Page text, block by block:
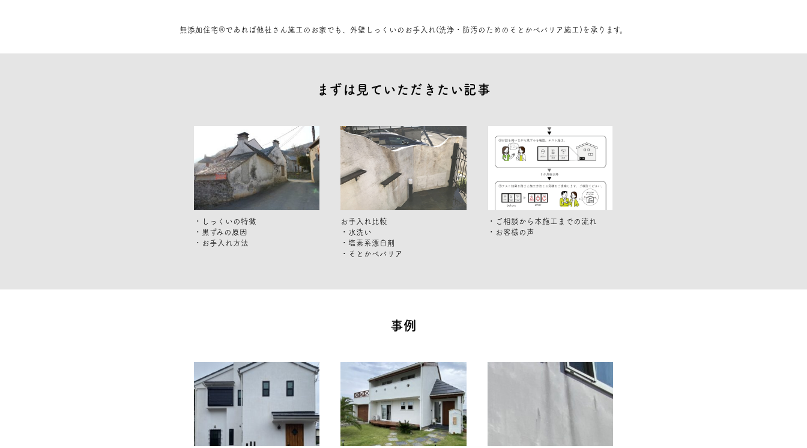
無添加住宅®であれば他社さん施工のお家でも、外壁しっくいのお手入れ(洗浄・防汚のためのそとかべバリア施工)を承ります。
まずは見ていただきたい記事
・しっくいの特徴
・黒ずみの原因
・お手入れ方法
お手入れ比較
・水洗い
・塩素系漂白剤
・そとかべバリア
・ご相談から本施工までの流れ
・お客様の声
事例